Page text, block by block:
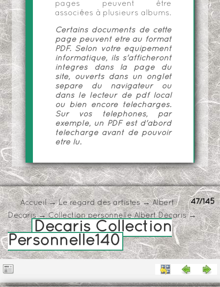
pages peuvent être
associées à plusieurs albums.
Certains documents de cette
page peuvent être au format
PDF. Selon votre équipement
informatique, ils s'afficheront
intégrés dans la page du
site, ouverts dans un onglet
séparé du navigateur ou
dans le lecteur de pdf local
ou bien encore téléchargés.
Sur vos téléphones, par
exemple, un PDF est d'abord
téléchargé avant de pouvoir
être lu.
47/145
Accueil→Le regard des artistes→Albert
Decaris→Collection personnelle Albert Decaris→
Decaris Collection
Personnelle140